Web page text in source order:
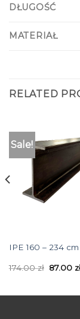
DŁUGOŚĆ
MATERIAŁ
RELATED
Sale!
IPE 160 – 234 cm
174.00zł 87.00